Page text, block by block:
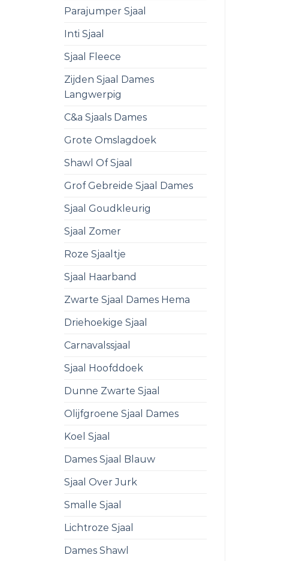
Parajumper Sjaal
Inti Sjaal
Sjaal Fleece
Zijden Sjaal Dames
Langwerpig
C&a Sjaals Dames
Grote Omslagdoek
Shawl Of Sjaal
Grof Gebreide Sjaal Dames
Sjaal Goudkleurig
Sjaal Zomer
Roze Sjaaltje
Sjaal Haarband
Zwarte Sjaal Dames Hema
Driehoekige Sjaal
Carnavalssjaal
Sjaal Hoofddoek
Dunne Zwarte Sjaal
Olijfgroene Sjaal Dames
Koel Sjaal
Dames Sjaal Blauw
Sjaal Over Jurk
Smalle Sjaal
Lichtroze Sjaal
Dames Shawl